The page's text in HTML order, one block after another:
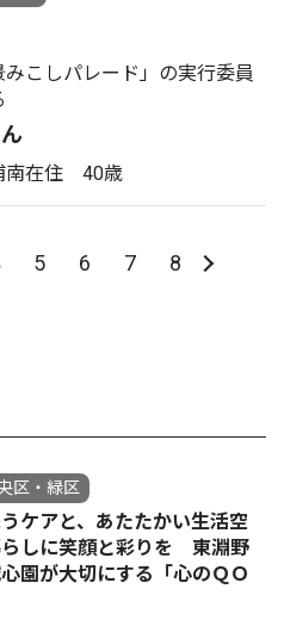
みこしパレード」の実行委員
南在住 40歳
5 6 7 8
区・緑区
ケアと、あたたかい生活空
しに笑顔と彩りを 東淵野
園が大切にする「心のＱＯ